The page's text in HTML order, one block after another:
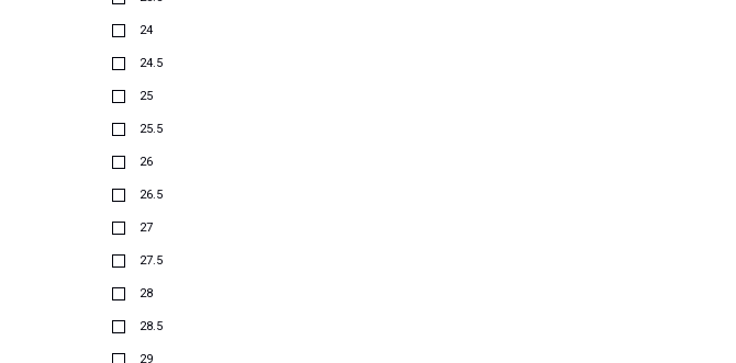
24
24.5
25
25.5
26
26.5
27
27.5
28
28.5
29